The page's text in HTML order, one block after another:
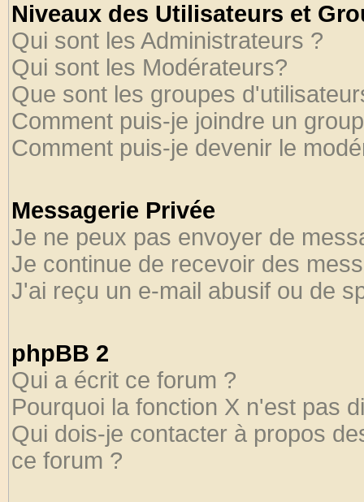
Niveaux des Utilisateurs et
Qui sont les Administrateurs ?
Qui sont les Modérateurs?
Que sont les groupes
Comment puis-je joindre un
Comment puis-je devenir le
Messagerie Privée
Je ne peux pas envoyer de
Je continue de recevoir des
J'ai reçu un e-mail abusif ou de
phpBB 2
Qui a écrit ce forum ?
Pourquoi la fonction X n'est pas
Qui dois-je contacter à propos
ce forum ?